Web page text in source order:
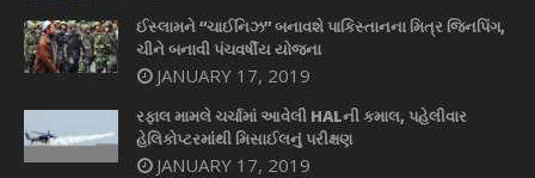
ઈસ્લામને “ચાઈનિઝ” બનાવશે પાકિસ્તાનના મિત્ર જિનપિંગ,
ચીને બનાવી પંચવર્ષીય યોજના
JANUARY 17, 2019
રફાલ મામલે ચર્ચામાં આવેલી HALની કમાલ, પહેલીવાર
હેલિકોપ્ટરમાંથી મિસાઈલનું પરીક્ષણ
JANUARY 17, 2019